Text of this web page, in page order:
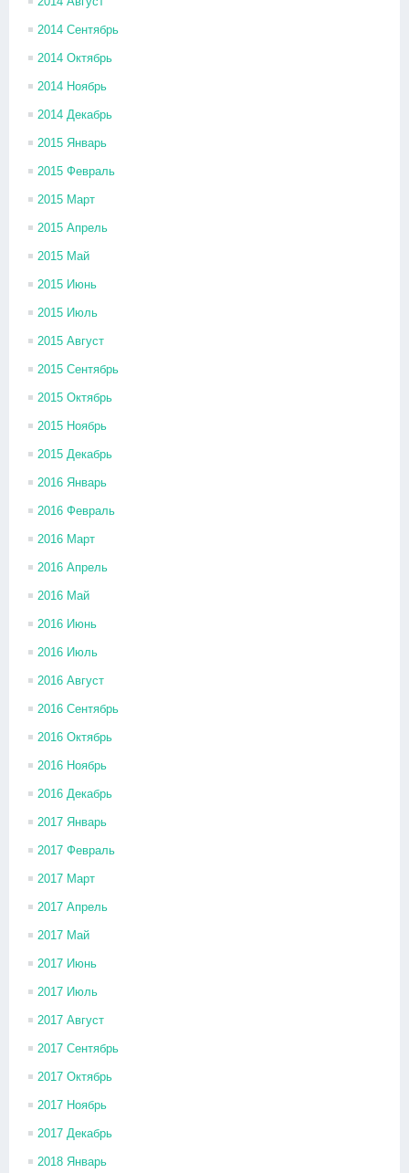
2014 Сентябрь
2014 Октябрь
2014 Ноябрь
2014 Декабрь
2015 Январь
2015 Февраль
2015 Март
2015 Апрель
2015 Май
2015 Июнь
2015 Июль
2015 Август
2015 Сентябрь
2015 Октябрь
2015 Ноябрь
2015 Декабрь
2016 Январь
2016 Февраль
2016 Март
2016 Апрель
2016 Май
2016 Июнь
2016 Июль
2016 Август
2016 Сентябрь
2016 Октябрь
2016 Ноябрь
2016 Декабрь
2017 Январь
2017 Февраль
2017 Март
2017 Апрель
2017 Май
2017 Июнь
2017 Июль
2017 Август
2017 Сентябрь
2017 Октябрь
2017 Ноябрь
2017 Декабрь
2018 Январь